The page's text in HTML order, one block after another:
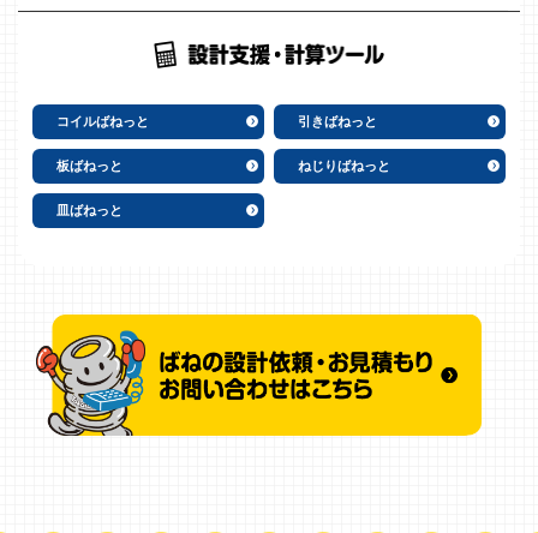
コイルばねっと 引きばねっと
板ばねっと ねじりばねっと
皿ばねっと